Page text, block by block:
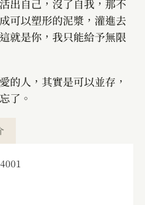
出自己，沒了自我，那不
可以塑形的泥漿，灌進去
就是你，我只能給予無限
的人，其實是可以並存，
了。